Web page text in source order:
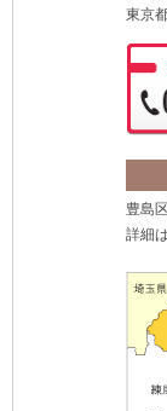
東京
豊島
詳細